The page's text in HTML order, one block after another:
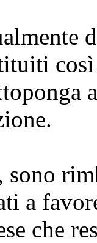
sono
a
che